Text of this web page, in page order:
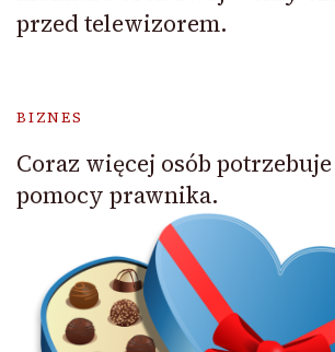
przed telewizorem.
BIZNES
Coraz więcej osób
pomocy prawnika.